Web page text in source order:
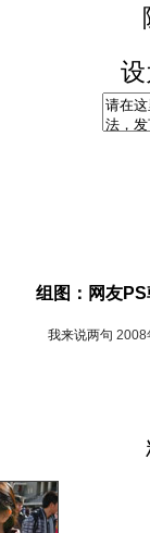
组图：网友
我来说两句 2008